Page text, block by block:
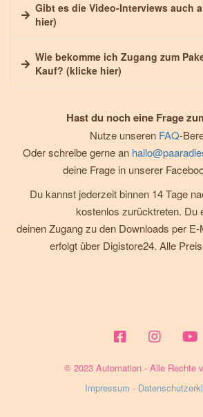
Gibt es die Video-Interviews auch
hier)
Wie bekomme ich Zugang zum
Kauf? (klicke hier)
Hast du noch eine Frage
Nutze unseren FAQ-
Oder schreibe gerne an
deine Frage in unserer
Du kannst jederzeit binnen 14 Tage
kostenlos zurücktreten. Du
deinen Zugang zu den Downloads per
erfolgt über Digistore24. Alle
© 2023 Automation - Alle Rechte
Impressum -